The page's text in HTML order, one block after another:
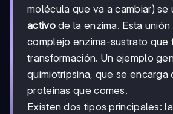
molécula que va a cambiar)
activode la enzima. Esta unión
complejo enzima-sustrato que
transformación. Un ejemplo
quimiotripsina, que se encarga
proteínas que comes.
Existen dos tipos principales: